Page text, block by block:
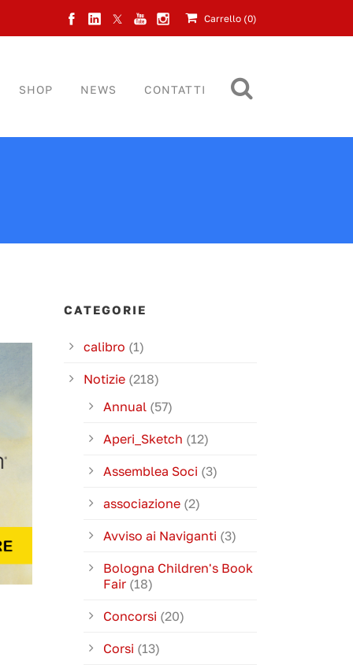
Carrello (0)
SHOP NEWS CONTATTI
CATEGORIE
calibro (1)
Notizie (218)
Annual (57)
Aperi_Sketch (12)
Assemblea Soci (3)
associazione (2)
Avviso ai Naviganti (3)
Bologna Children's Book
Fair (18)
Concorsi (20)
Corsi (13)